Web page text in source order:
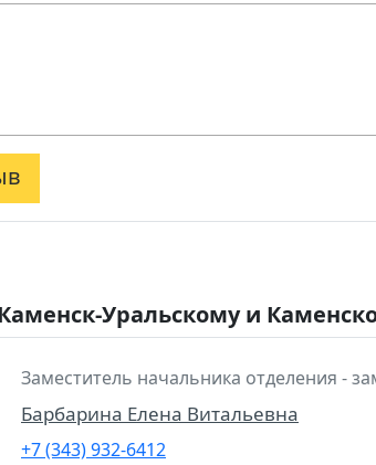
Уральскому и
Заместитель начальника отделения -
Барбарина Елена Витальевна
+7 (343) 932-6412